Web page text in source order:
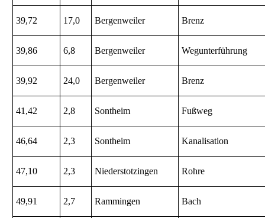
39,72 17,0 Bergenweiler Brenz
39,86 6,8 Bergenweiler Wegunterführung
39,92 24,0 Bergenweiler Brenz
41,42 2,8 Sontheim Fußweg
46,64 2,3 Sontheim Kanalisation
47,10 2,3 Niederstotzingen Rohre
49,91 2,7 Rammingen Bach